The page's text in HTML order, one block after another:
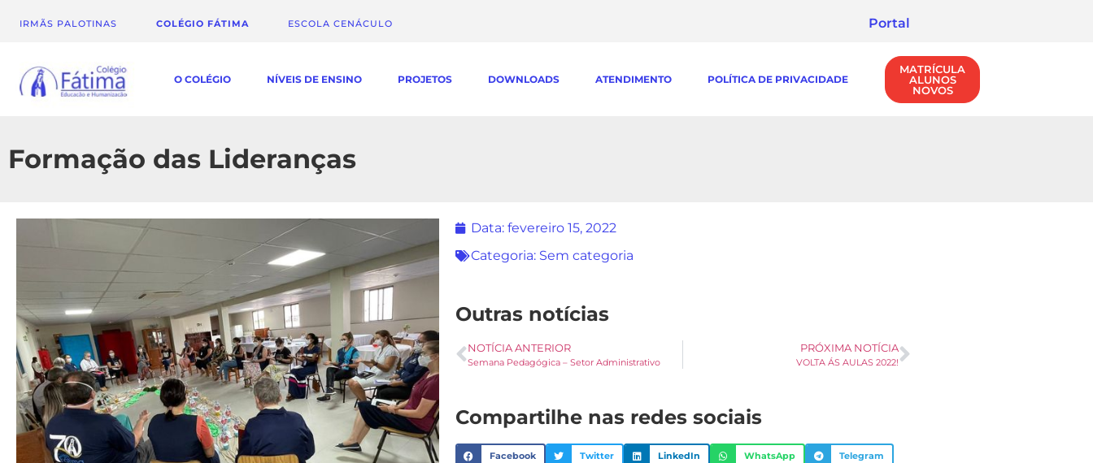
IRMÃS PALOTINAS COLÉGIO FÁTIMA ESCOLA CENÁCULO Portal
O COLÉGIO NÍVEIS DE ENSINO PROJETOS DOWNLOADS ATENDIMENTO POLÍTICA DE PRIVACIDADE
MATRÍCULA
ALUNOS
NOVOS
Formação das Lideranças
Data: fevereiro 15, 2022
Categoria: Sem categoria
Outras notícias
NOTÍCIA ANTERIOR
Semana Pedagógica – Setor Administrativo
PRÓXIMA NOTÍCIA
VOLTA ÁS AULAS 2022!
Compartilhe nas redes sociais
Facebook Twitter LinkedIn WhatsApp Telegram